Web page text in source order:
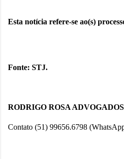
Esta notícia refere-se ao(s)
Fonte: STJ.
RODRIGO ROSA ADVOGADOS
Contato (51) 99656.6798